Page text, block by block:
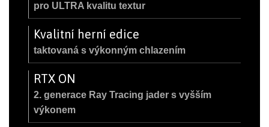
pro ULTRA kvalitu textur
Kvalitní herní edice
taktovaná s výkonným chlazením
RTX ON
2. generace Ray Tracing jader s vyšším
výkonem